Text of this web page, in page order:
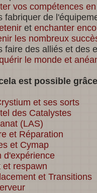
vos compétences
fabriquer de
et enchanter
les nombreux
faire des alliés et des
le monde et
est possible
et ses sorts
des Catalystes
(LAS)
et Réparation
et Cymap
d'expérience
et respawn
et Transitions